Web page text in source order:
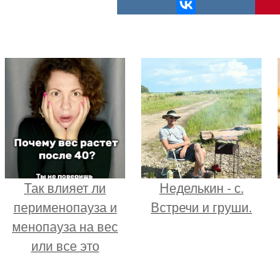
Так влияет ли
перименопауза и
менопауза на вес
или все это
Неделькин - с.
Встречи и груши.